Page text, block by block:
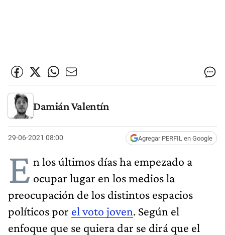
Damián Valentín
29-06-2021 08:00 Agregar PERFIL en Google
E n los últimos días ha empezado a
ocupar lugar en los medios la
preocupación de los distintos espacios
políticos por el voto joven. Según el
enfoque que se quiera dar se dirá que el